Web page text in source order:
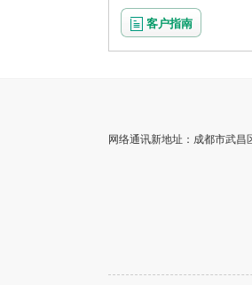
客户指南
网络通讯新地址：成都市武昌